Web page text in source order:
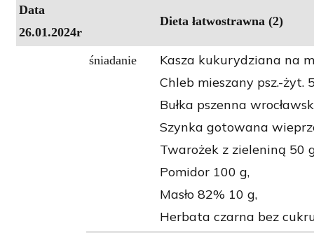
Data
26.01.2024r
Dieta łatwostrawna (2)
śniadanie
Kasza kukurydziana na
Chleb mieszany psz.-żyt.
Bułka pszenna
Szynka gotowana
Twarożek z zieleniną 50
Pomidor 100 g,
Masło 82% 10 g,
Herbata czarna bez